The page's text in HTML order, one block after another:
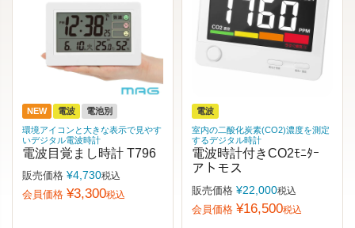
NEW 電波
電池別
環境アイコンと大きな表示で見やす
いデジタル電波時計
電波目覚まし時計 T796
販売価格 ¥4,730税込
会員価格 ¥3,300税込
電波
室内の二酸化炭素(CO2)濃度を測定
するデジタル時計
電波時計付きCO2ﾓﾆﾀｰ
アトモス
販売価格 ¥22,000税込
会員価格 ¥16,500税込